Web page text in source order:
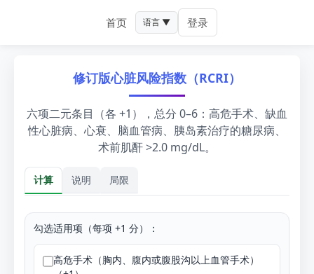
首页 语言 ▼ 登录
修订版心脏风险指数（RCRI）
六项二元条目（各 +1），总分 0–6：高危手术、缺血
性心脏病、心衰、脑血管病、胰岛素治疗的糖尿病、
术前肌酐 >2.0 mg/dL。
计算 说明 局限
计算
勾选适用项（每项 +1 分）：
高危手术（胸内、腹内或腹股沟以上血管手术）